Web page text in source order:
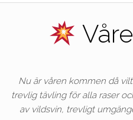
Nu är våren kommen då
trevlig tävling för alla raser
av vildsvin, trevligt